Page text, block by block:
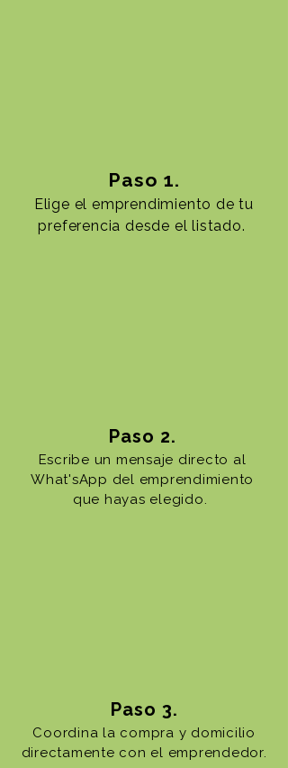
Paso 1.
Elige el emprendimiento de tu
preferencia desde el listado.
Paso 2.
Escribe un mensaje directo al
What'sApp del emprendimiento
que hayas elegido.
Paso 3.
Coordina la compra y domicilio
directamente con el emprendedor.